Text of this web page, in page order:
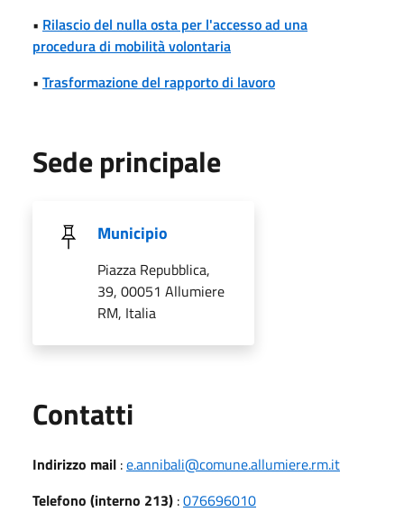
• Rilascio del nulla osta per l'accesso ad una
procedura di mobilità volontaria
• Trasformazione del rapporto di lavoro
Sede principale
Municipio
Piazza Repubblica,
39, 00051 Allumiere
RM, Italia
Contatti
Indirizzo mail :e.annibali@comune.allumiere.rm.it
Telefono (interno 213) :076696010